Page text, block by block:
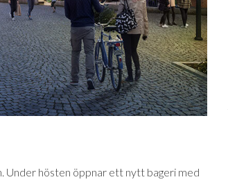
Under hösten öppnar ett nytt bageri med